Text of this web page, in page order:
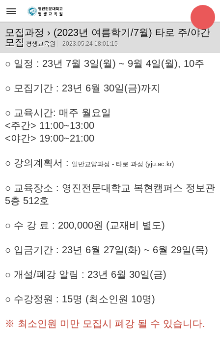
모집과정 › (2023년 여름학기/7월) 타로 주/야간
모집 평생교육원 2023.05.24 18:01:15
○ 일정 : 23년 7월 3일(월) ~ 9월 4일(월), 10주
○ 모집기간 : 23년 6월 30일(금)까지
○ 교육시간: 매주 월요일
<주간> 11:00~13:00
<야간> 19:00~21:00
○ 강의계획서 : 일반교양과정 - 타로 과정 (yju.ac.kr)
○ 교육장소 : 영진전문대학교 복현캠퍼스 정보관
5층 512호
○ 수 강 료 : 200,000원 (교재비 별도)
○ 입금기간 : 23년 6월 27일(화) ~ 6월 29일(목)
○ 개설/폐강 알림 : 23년 6월 30일(금)
○ 수강정원 : 15명 (최소인원 10명)
※ 최소인원 미만 모집시 폐강 될 수 있습니다.